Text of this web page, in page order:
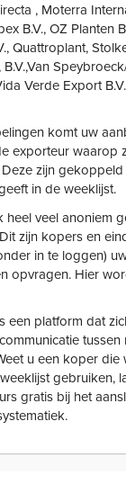
, Moterra
B.V., OZ Planten
Quattroplant,
Verde Export
komt uw
exporteur waarop
zijn
in de weeklijst.
heel veel anoniem
zijn kopers en
in te loggen)
opvragen. Hier
een platform dat
tussen
u een koper die
gebruiken,
gratis bij het